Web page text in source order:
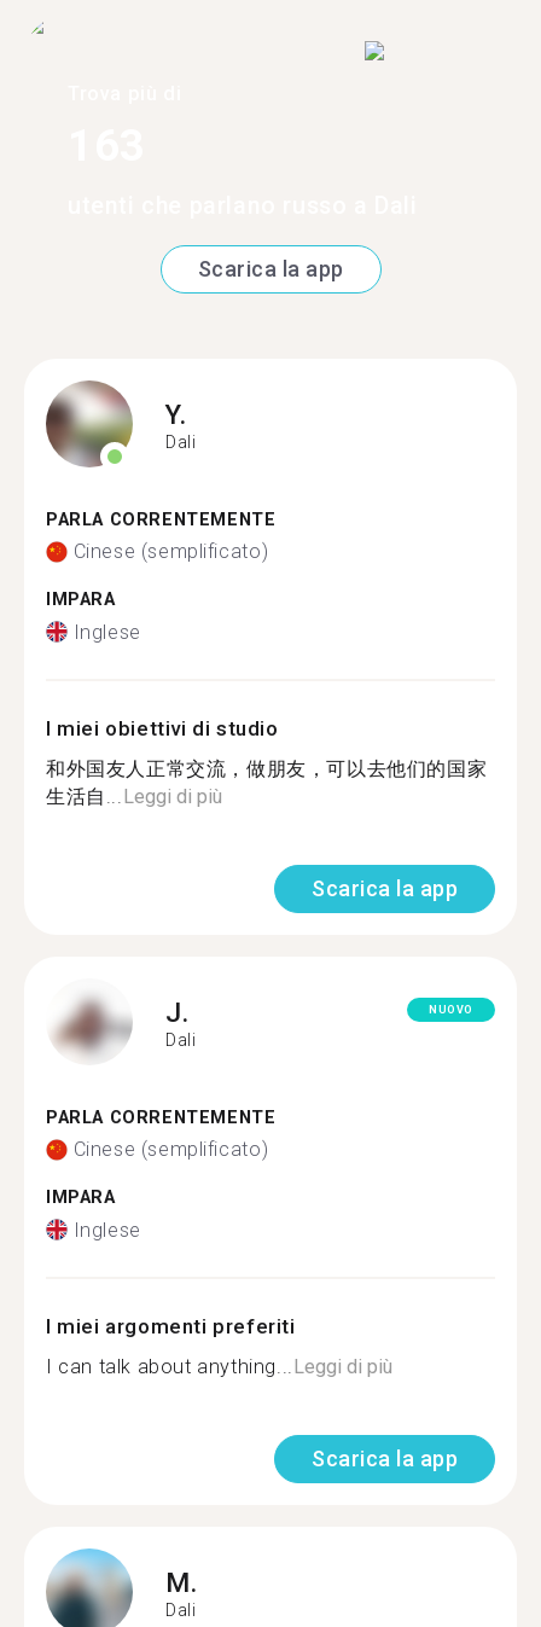
Scarica la app
Y.
Dali
PARLA CORRENTEMENTE
Cinese (semplificato)
IMPARA
Inglese
I miei obiettivi di studio
和外国友人正常交流，做朋友，可以去他们的国家
生活自... Leggi di più
Scarica la app
J.
Dali
NUOVO
PARLA CORRENTEMENTE
Cinese (semplificato)
IMPARA
Inglese
I miei argomenti preferiti
I can talk about anything... Leggi di più
Scarica la app
M.
Dali